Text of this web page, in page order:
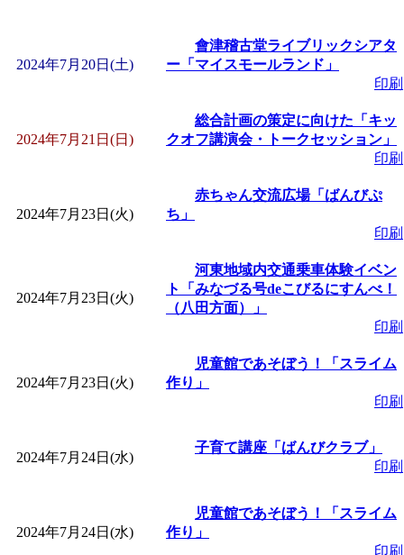
2024年7月20日(土)
會津稽古堂ライブリックシアタ
ー「マイスモールランド」
印刷
2024年7月21日(日)
総合計画の策定に向けた「キッ
クオフ講演会・トークセッション」
印刷
2024年7月23日(火)
赤ちゃん交流広場「ばんびぷ
ち」
印刷
2024年7月23日(火)
河東地域内交通乗車体験イベン
ト「みなづる号deこびるにすんべ！
（八田方面）」
印刷
2024年7月23日(火)
児童館であそぼう！「スライム
作り」
印刷
2024年7月24日(水)
子育て講座「ばんびクラブ」
印刷
2024年7月24日(水)
児童館であそぼう！「スライム
作り」
印刷